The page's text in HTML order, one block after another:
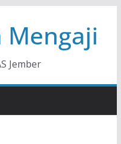
Mengaji
Jember